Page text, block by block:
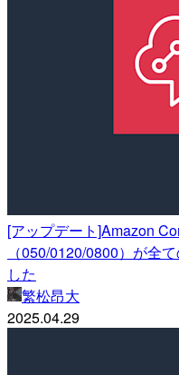
[アップデート]Amazon
（050/0120/0800）が全
した
繁松昂大
2025.04.29